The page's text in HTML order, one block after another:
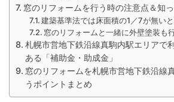
窓のリフォームを行う時の注意点＆知
建築基準法では床面積の1／7が無い
窓のリフォームと一緒に外壁塗装も
札幌市営地下鉄沿線真駒内駅エリアで
ある「補助金・助成金」
窓のリフォームを札幌市営地下鉄沿線
うポイントまとめ